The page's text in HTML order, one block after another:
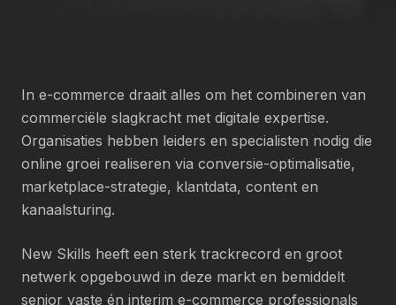
In e-commerce draait alles om het combineren van
commerciële slagkracht met digitale expertise.
Organisaties hebben leiders en specialisten nodig die
online groei realiseren via conversie-optimalisatie,
marketplace-strategie, klantdata, content en
kanaalsturing.
New Skills heeft een sterk trackrecord en groot
netwerk opgebouwd in deze markt en bemiddelt
senior vaste én interim e-commerce professionals